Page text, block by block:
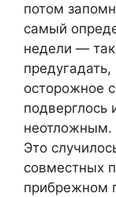
потом
самый
недели —
осторожное
неотложным.
Это
совместных
прибрежном